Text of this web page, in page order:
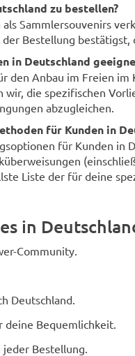
zu bestellen?
als Sammlersouvenirs
Bestellung bestätigst,
in Deutschland
den Anbau im Freien im
die spezifischen
abzugleichen.
für Kunden in
für Kunden in
Liste der für deine
in
Community.
Deutschland.
deine Bequemlichkeit.
jeder Bestellung.